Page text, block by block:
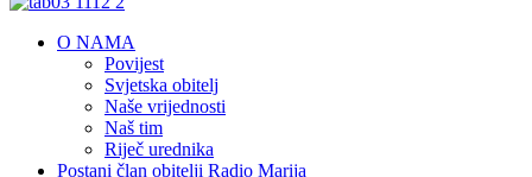
O NAMA
Povijest
Svjetska obitelj
Naše vrijednosti
Naš tim
Riječ urednika
Postani član obitelji Radio Marija